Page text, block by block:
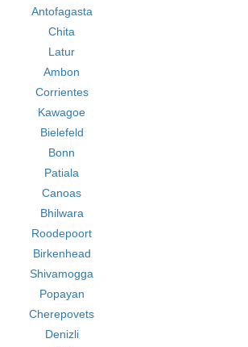
Antofagasta
Chita
Latur
Ambon
Corrientes
Kawagoe
Bielefeld
Bonn
Patiala
Canoas
Bhilwara
Roodepoort
Birkenhead
Shivamogga
Popayan
Cherepovets
Denizli